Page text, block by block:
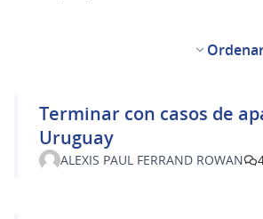
Terminar con casos de
Uruguay
ALEXIS PAUL FERRAND ROWAN